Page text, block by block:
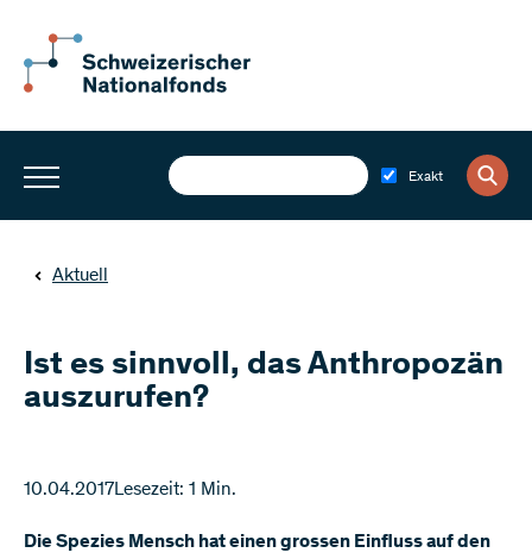
Exakt
Aktuell
Ist es sinnvoll, das Anthropozän
auszurufen?
10.04.2017Lesezeit: 1 Min.
Die Spezies Mensch hat einen grossen Einfluss auf den